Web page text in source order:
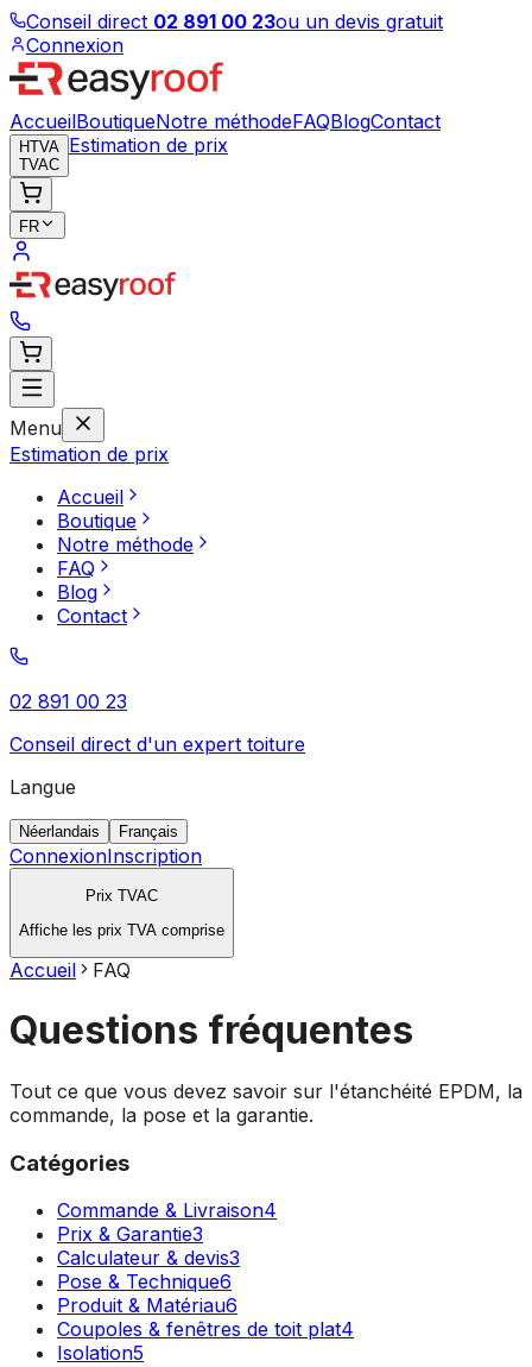
Conseil direct 02 891 00 23ou un devis gratuit
Connexion
AccueilBoutiqueNotre méthodeFAQBlogContact
HTVA
TVAC
Estimation de prix
FR
Menu
Estimation de prix
Accueil
Boutique
Notre méthode
FAQ
Blog
Contact
02 891 00 23
Conseil direct d'un expert toiture
Langue
Néerlandais Français
ConnexionInscription
Prix TVAC
Affiche les prix TVA comprise
Accueil FAQ
Questions fréquentes
Tout ce que vous devez savoir sur l'étanchéité EPDM, la
commande, la pose et la garantie.
Catégories
Commande & Livraison4
Prix & Garantie3
Calculateur & devis3
Pose & Technique6
Produit & Matériau6
Coupoles & fenêtres de toit plat4
Isolation5